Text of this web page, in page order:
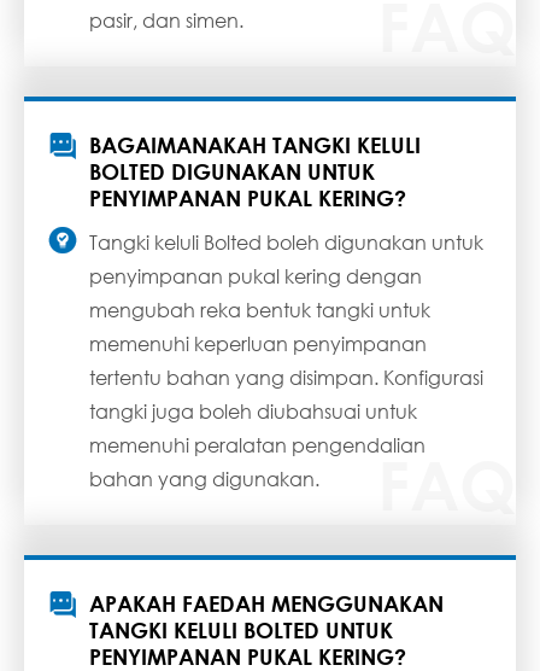
pasir, dan simen.
 BAGAIMANAKAH TANGKI KELULI
BOLTED DIGUNAKAN UNTUK
PENYIMPANAN PUKAL KERING?
 Tangki keluli Bolted boleh digunakan untuk
penyimpanan pukal kering dengan
mengubah reka bentuk tangki untuk
memenuhi keperluan penyimpanan
tertentu bahan yang disimpan. Konfigurasi
tangki juga boleh diubahsuai untuk
memenuhi peralatan pengendalian
bahan yang digunakan.
 APAKAH FAEDAH MENGGUNAKAN
TANGKI KELULI BOLTED UNTUK
PENYIMPANAN PUKAL KERING?